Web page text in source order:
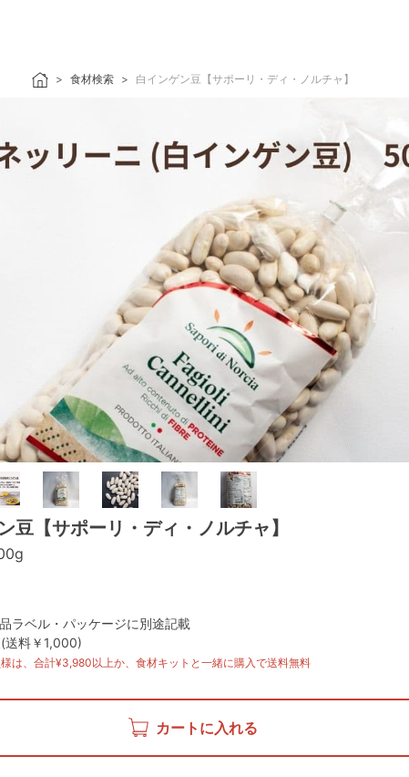
食材検索 白インゲン豆【サポーリ・ディ・ノルチャ】
豆【サポーリ・ディ・ノルチャ】
ラベル・パッケージに別途記載
送料￥1,000)
は、合計¥3,980以上か、食材キットと一緒に購入で送料無料
カートに入れる